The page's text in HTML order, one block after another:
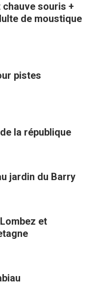
souris +
de moustique
pistes
la république
jardin du Barry
et